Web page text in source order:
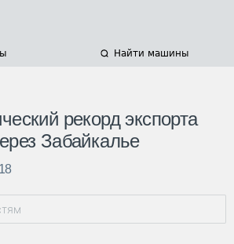
Найти машины
рекорд экспорта
Забайкалье